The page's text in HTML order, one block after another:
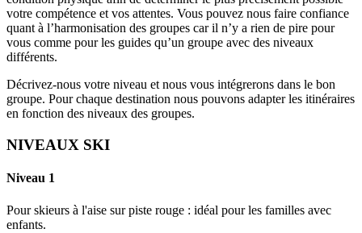
votre compétence et vos attentes. Vous pouvez nous faire confiance
quant à l’harmonisation des groupes car il n’y a rien de pire pour
vous comme pour les guides qu’un groupe avec des niveaux
différents.
Décrivez-nous votre niveau et nous vous intégrerons dans le bon
groupe. Pour chaque destination nous pouvons adapter les itinéraires
en fonction des niveaux des groupes.
NIVEAUX SKI
Niveau 1
Pour skieurs à l'aise sur piste rouge : idéal pour les familles avec
enfants.